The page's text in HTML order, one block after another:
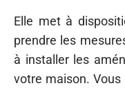
Elle met à
prendre les
à installer les
votre maison.